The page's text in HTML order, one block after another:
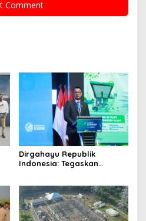
Dirgahayu Republik
Indonesia: Tegaskan
Nasional